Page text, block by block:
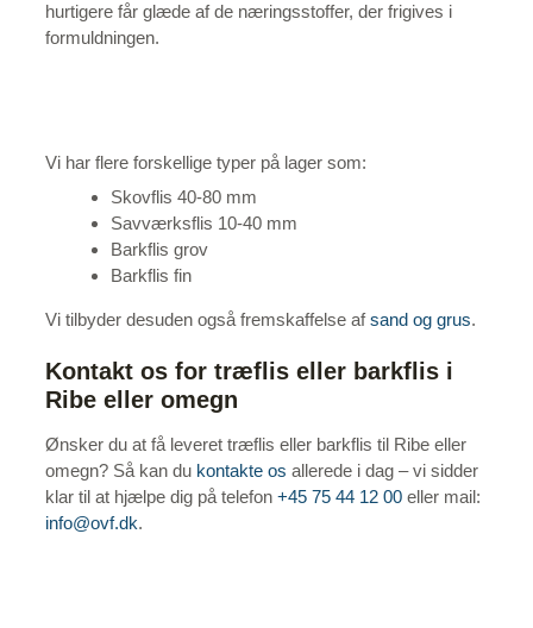
hurtigere får glæde af de næringsstoffer, der frigives i
formuldningen.
Vi har flere forskellige typer på lager som:
Skovflis 40-80 mm
Savværksflis 10-40 mm
Barkflis grov
Barkflis fin
Vi tilbyder desuden også fremskaffelse afsand og grus.
Kontakt os for træflis eller barkflis i
Ribe eller omegn
Ønsker du at få leveret træflis eller barkflis til Ribe eller
omegn? Så kan du kontakte os allerede i dag – vi sidder
klar til at hjælpe dig på telefon +45 75 44 12 00 eller mail:
info@ovf.dk.